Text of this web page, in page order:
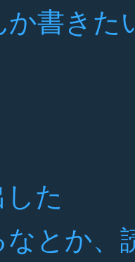
書き
た
なとか